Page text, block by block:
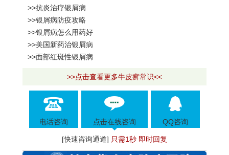
>>抗炎治疗银屑病
>>银屑病防疫攻略
>>银屑病怎么用药好
>>美国新药治银屑病
>>面部红斑性银屑病
>>点击查看更多牛皮癣常识<<
电话咨询 点击在线咨询 QQ咨询
[快速咨询通道] 只需1秒 即时回复